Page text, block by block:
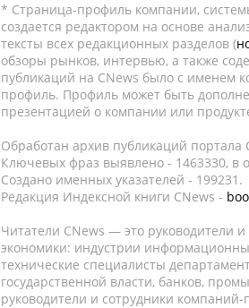
* Страница-профиль компании,
создается редактором на основе
тексты всех редакционных разделов (
обзоры рынков, интервью, а также
публикаций на CNews было с именем
профиль. Профиль может быть
презентацией о компании или
Обработан архив публикаций портала
Ключевых фраз выявлено - 1463330, в
Создано именных указателей - 199231.
Редакция Индексной книги CNews -
Читатели CNews — это руководители
экономики: индустрии
технические специалисты
государственной власти, банков,
руководители и сотрудники